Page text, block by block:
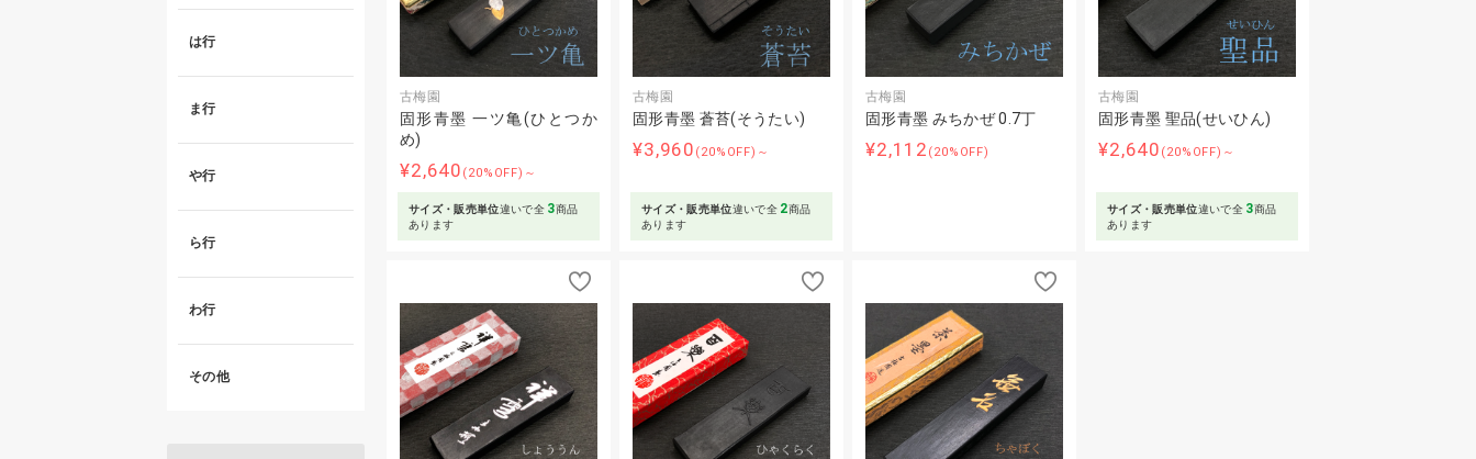
古梅園
固形青墨 一ツ亀(ひとつか
め)
¥2,640 (20%OFF)～
サイズ・販売単位違いで全 3商品
あります
古梅園
固形青墨 蒼苔(そうたい)
¥3,960 (20%OFF)～
サイズ・販売単位違いで全 2商品
あります
古梅園
固形青墨 みちかぜ 0.7丁
¥2,112 (20%OFF)
古梅園
固形青墨 聖品(せいひん)
¥2,640 (20%OFF)～
サイズ・販売単位違いで全 3商品
あります
は行
ま行
や行
ら行
わ行
その他